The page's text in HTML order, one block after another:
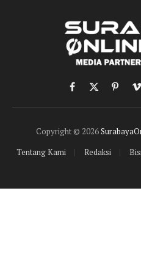
Facebook
X
(Twitter)
Copyright © 2026
Tentang Kami
Redaksi